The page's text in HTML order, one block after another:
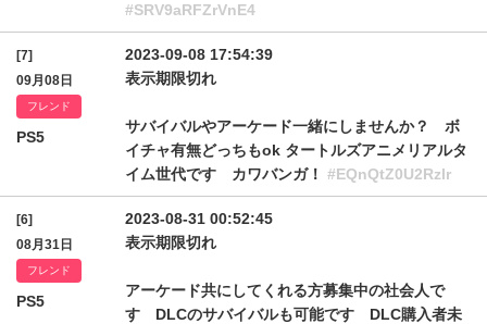
#SRV9aRFZrVnE4
[7]
09月08日
フレンド
PS5
2023-09-08 17:54:39
表示期限切れ
サバイバルやアーケード一緒にしませんか？ ボ
イチャ有無どっちもok タートルズアニメリアルタ
イム世代です カワバンガ！ #EQnQtZ0U2Rzlr
[6]
08月31日
フレンド
PS5
2023-08-31 00:52:45
表示期限切れ
アーケード共にしてくれる方募集中の社会人で
す DLCのサバイバルも可能です DLC購入者未